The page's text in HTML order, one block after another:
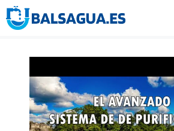
Saltar
al